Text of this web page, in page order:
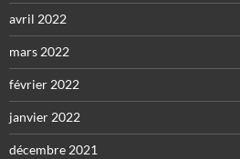
avril 2022
mars 2022
février 2022
janvier 2022
décembre 2021